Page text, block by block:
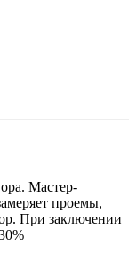
Мастер-
проемы,
При заключении